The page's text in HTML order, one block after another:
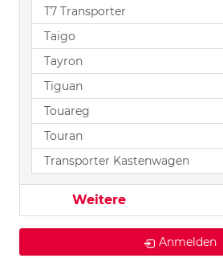
T7 Transporter
Taigo
Tayron
Tiguan
Touareg
Touran
Transporter Kastenwagen
Weitere
Anmelden